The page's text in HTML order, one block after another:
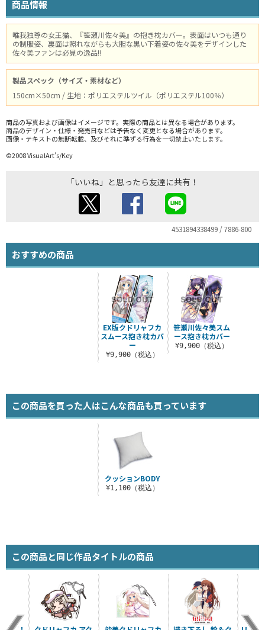
商品情報
唯我独尊の女王猫、『笹瀬川佐々美』の抱き枕カバー。表面はいつも通り
の制服姿、裏面は照れながらも大胆な黒い下着姿の佐々美をデザインした
佐々美ファンは必見の逸品!!
製品スペック（サイズ・素材など）
150cm×50cm / 生地：ポリエステルツイル（ポリエステル100％）
商品の写真および画像はイメージです。実際の商品とは異なる場合があります。
商品のデザイン・仕様・発売日などは予告なく変更となる場合があります。
画像・テキストの無断転載、及びそれに準ずる行為を一切禁止いたします。
©2008 VisualArt’s/Key
「いいね」と思ったら友達に共有！
4531894338499 / 7886-800
おすすめの商品
EX版クドリャフカ
スムース抱き枕カバ
ー
¥9,900（税込）
笹瀬川佐々美スム
ース抱き枕カバー
¥9,900（税込）
この商品を買った人はこんな商品も買っています
クッションBODY
¥1,100（税込）
この商品と同じ作品タイトルの商品